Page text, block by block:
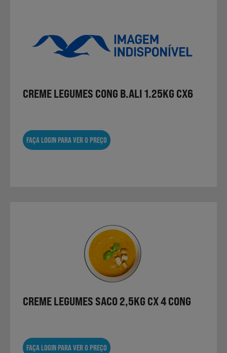
CREME LEGUMES CONG B.ALI 1.25KG CX6
FAÇA LOGIN PARA VER O PREÇO
CREME LEGUMES SACO 2,5KG CX 4 CONG
FAÇA LOGIN PARA VER O PREÇO